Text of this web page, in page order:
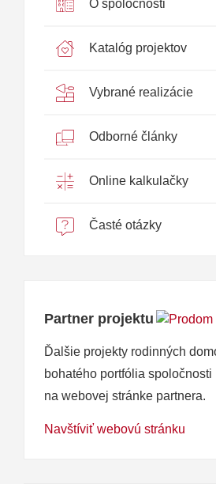
O spoločnosti
Katalóg projektov
Vybrané realizácie
Odborné články
Online kalkulačky
Časté otázky
Partner projektu
Ďalšie projekty rodinných
bohatého portfólia
na webovej stránke partnera.
Navštíviť webovú stránku